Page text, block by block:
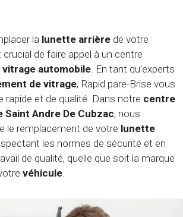
la lunette arrière de votre
crucial de faire appel à un centre
vitrage automobile. En tant qu'experts
de vitrage, Rapid pare-Brise vous
rapide et de qualité. Dans notre centre
Saint Andre De Cubzac, nous
le remplacement de votre lunette
les normes de sécurité et en
de qualité, quelle que soit la marque
véhicule.